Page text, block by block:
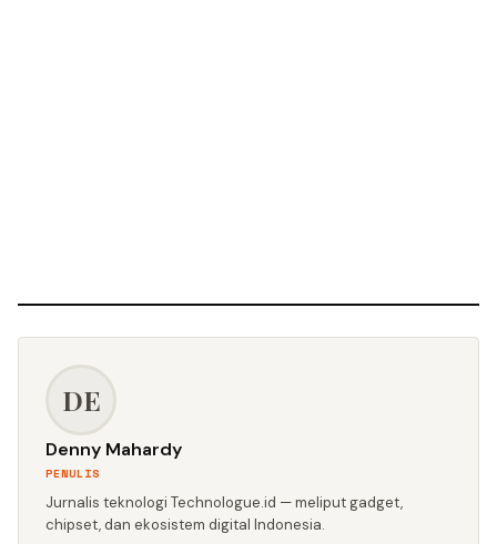
DE
Denny Mahardy
PENULIS
Jurnalis teknologi Technologue.id — meliput gadget,
chipset, dan ekosistem digital Indonesia.